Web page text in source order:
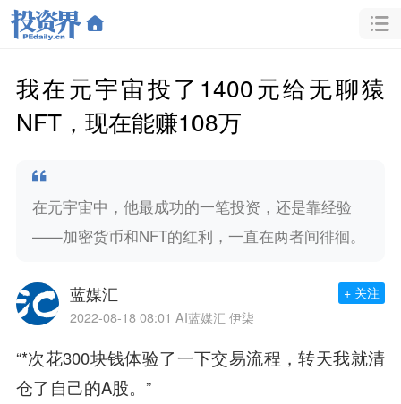
我在元宇宙投了1400元给无聊猿
NFT，现在能赚108万
在元宇宙中，他最成功的一笔投资，还是靠经验
——加密货币和NFT的红利，一直在两者间徘徊。
蓝媒汇
2022-08-18 08:01 AI蓝媒汇 伊柒
+ 关注
“*次花300块钱体验了一下交易流程，转天我就清
仓了自己的A股。”